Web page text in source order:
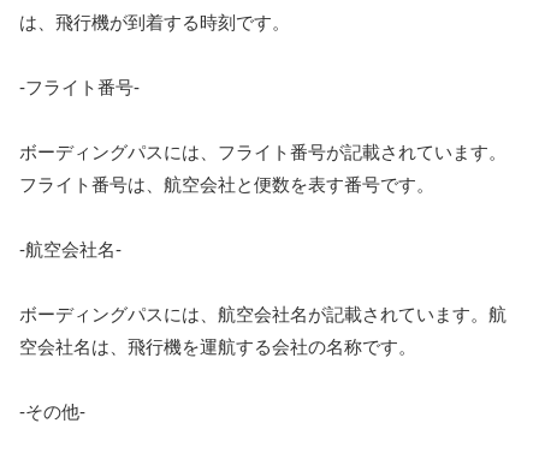
は、飛行機が到着する時刻です。
-フライト番号-
ボーディングパスには、フライト番号が記載されています。
フライト番号は、航空会社と便数を表す番号です。
-航空会社名-
ボーディングパスには、航空会社名が記載されています。航
空会社名は、飛行機を運航する会社の名称です。
-その他-